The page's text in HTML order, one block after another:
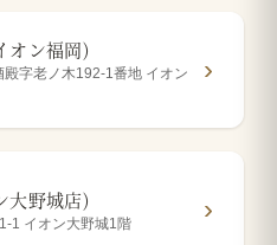
オン福岡)
字老ノ木192-1番地 イオン
大野城店)
1 イオン大野城1階